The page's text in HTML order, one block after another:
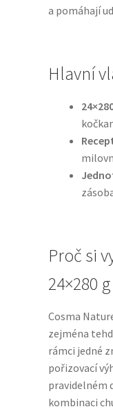
a pomáhají
Hlavní
Proč si
24×280
Cosma
zejména
rámci jedné
pořizovací
pravidelném
kombinaci